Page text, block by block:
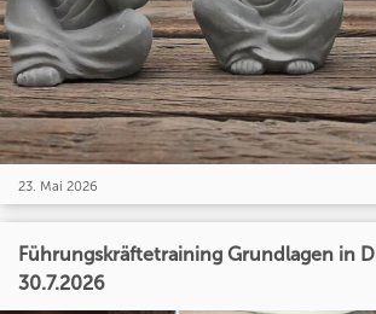
23. Mai 2026
Führungskräftetraining Grundlagen in
30.7.2026